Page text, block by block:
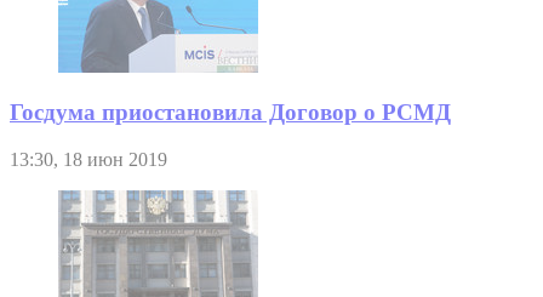
Госдума приостановила Договор о РСМД
13:30, 18 июн 2019